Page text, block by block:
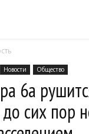
Новости Общество
6а
сих пор